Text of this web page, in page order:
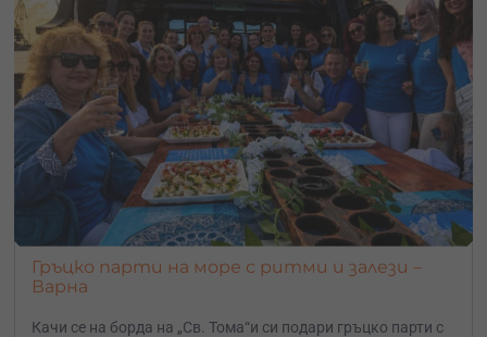
Гръцко парти на море с ритми и залези –
Варна
Качи се на борда на „Св. Тома“и си подари гръцко парти с